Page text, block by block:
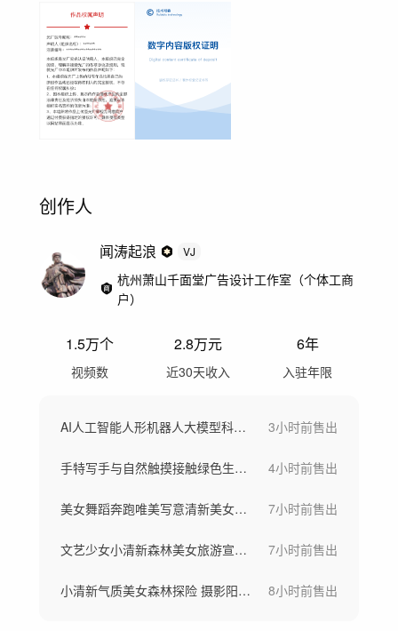
创作人
闻涛起浪 VJ
杭州萧山千面堂广告设计工作室（个体工商
户）
1.5万个
视频数
2.8万元
近30天收入
6年
入驻年限
AI人工智能人形机器人大模型科技智能设备 3小时前售出
手特写手与自然触摸接触绿色生态与生命力 4小时前售出
美女舞蹈奔跑唯美写意清新美女大自然舞者 7小时前售出
文艺少女小清新森林美女旅游宣传感受自然 7小时前售出
小清新气质美女森林探险 摄影阳光穿透树林 8小时前售出